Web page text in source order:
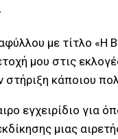
με τίτλο
μου στις
κάποιου
εγχειρίδιο
μιας